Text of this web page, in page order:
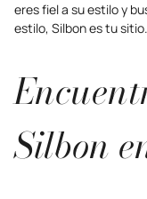
eres fiel a su estilo y
estilo, Silbon es tu sitio.
Silbon